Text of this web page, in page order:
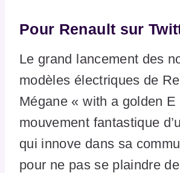
Pour Renault sur
Le grand lancement des
modèles électriques de
Mégane « with a golden E
mouvement fantastique
qui innove dans sa
pour ne pas se plaindre